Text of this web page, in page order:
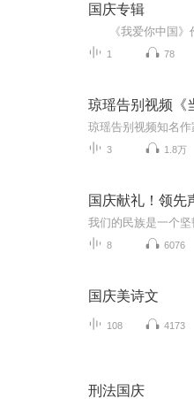
国庆专辑
1 78
琼瑶告别视频《
3 1.8万
国庆献礼！领先
8 6076
国庆美诗文
108 4173
刑法国庆